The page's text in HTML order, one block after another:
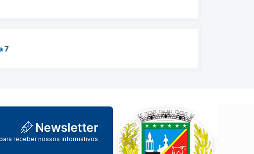
7
receber nossos informativos